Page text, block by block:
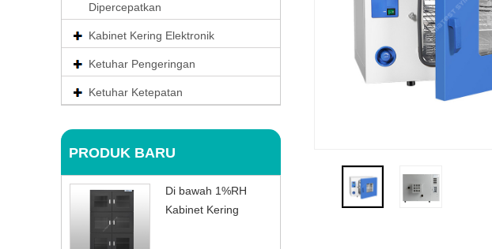
Dipercepatkan
Kabinet Kering Elektronik
Ketuhar Pengeringan
Ketuhar Ketepatan
PRODUK BARU
Di bawah 1%RH
Kabinet Kering